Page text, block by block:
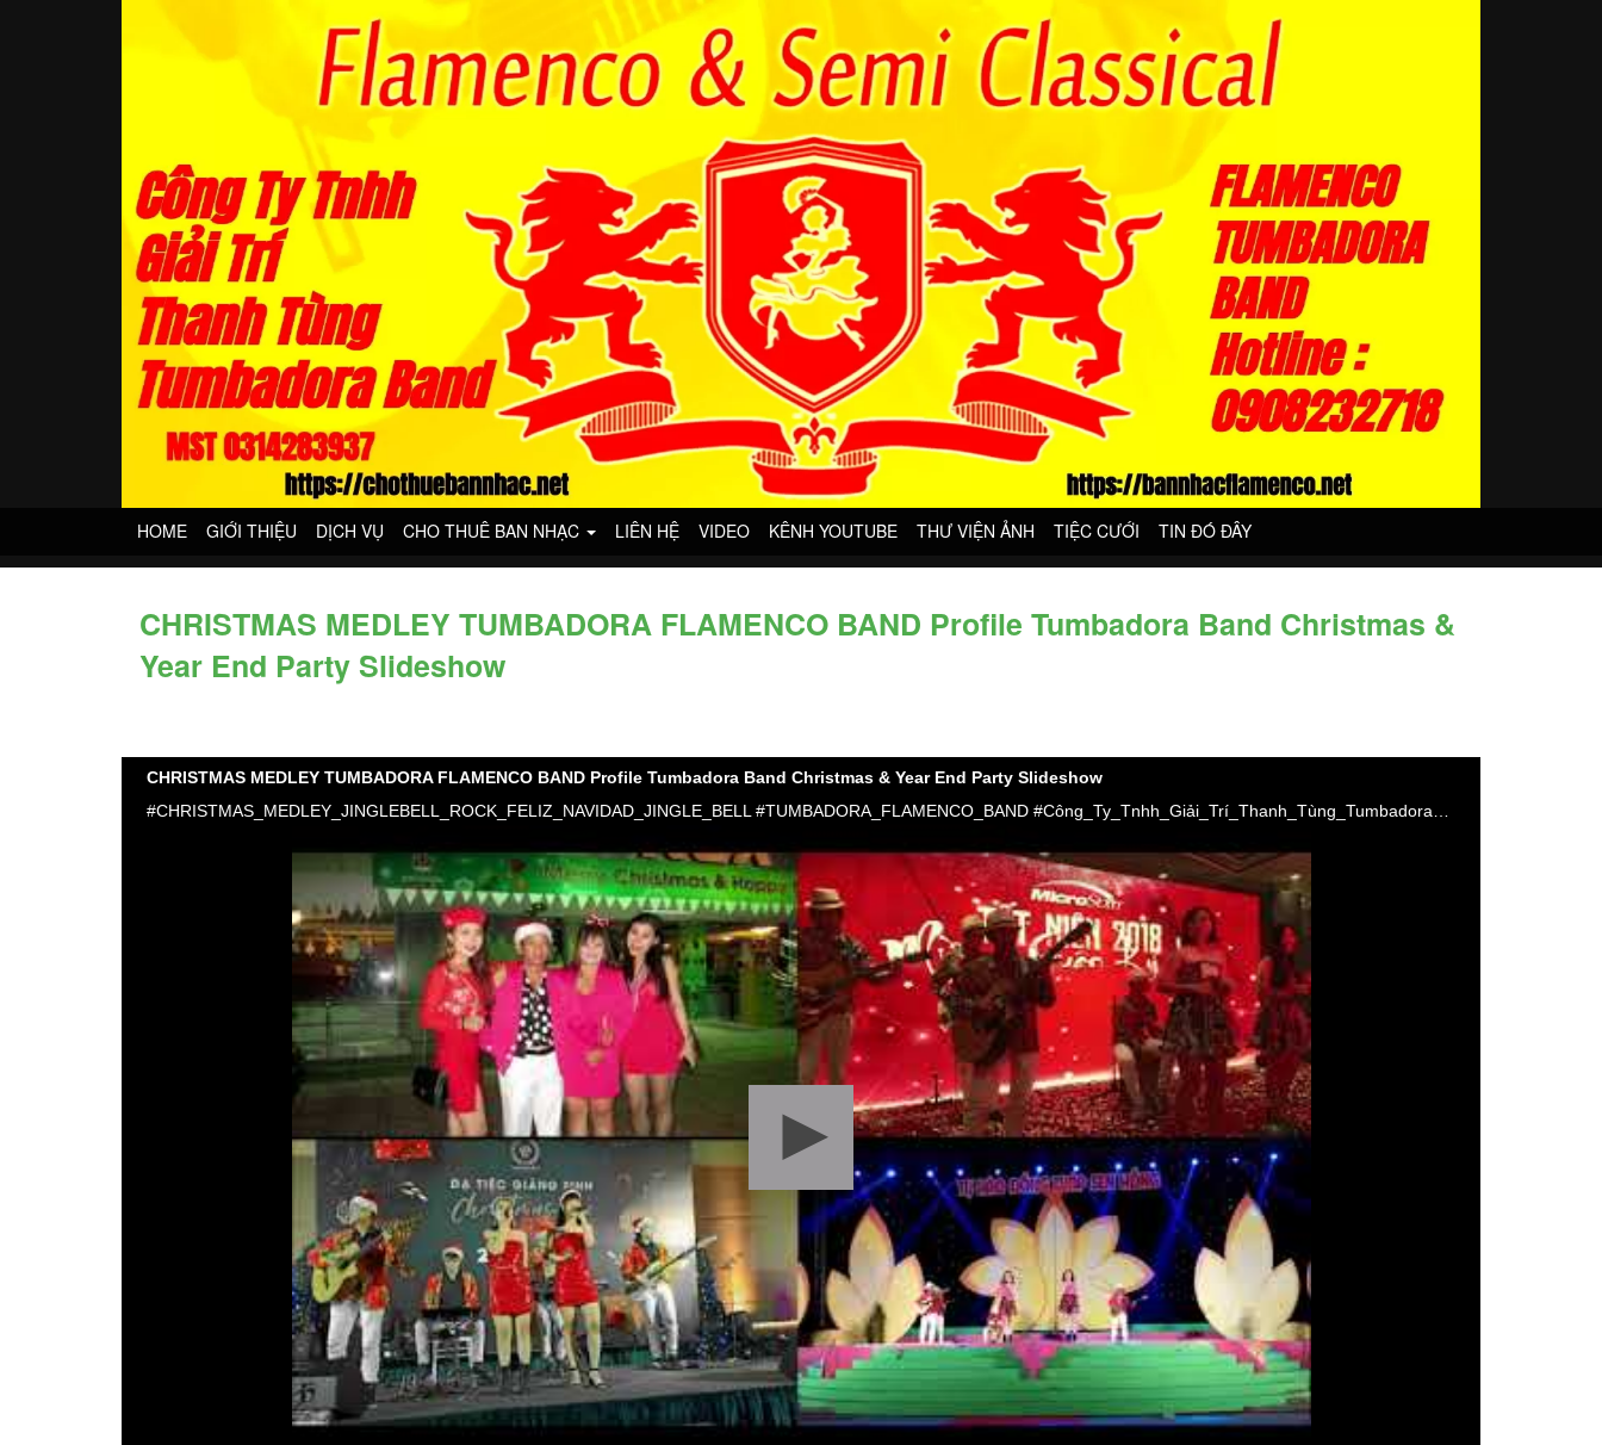
HOME GIỚI THIỆU DỊCH VỤ CHO THUÊ BAN NHẠC LIÊN HỆ VIDEO KÊNH YOUTUBE THƯ VIỆN ẢNH TIỆC CƯỚI TIN ĐÓ ĐÂY
CHRISTMAS MEDLEY TUMBADORA FLAMENCO BAND Profile Tumbadora Band Christmas &
Year End Party Slideshow
CHRISTMAS MEDLEY TUMBADORA FLAMENCO BAND Profile Tumbadora Band Christmas & Year End Party Slideshow